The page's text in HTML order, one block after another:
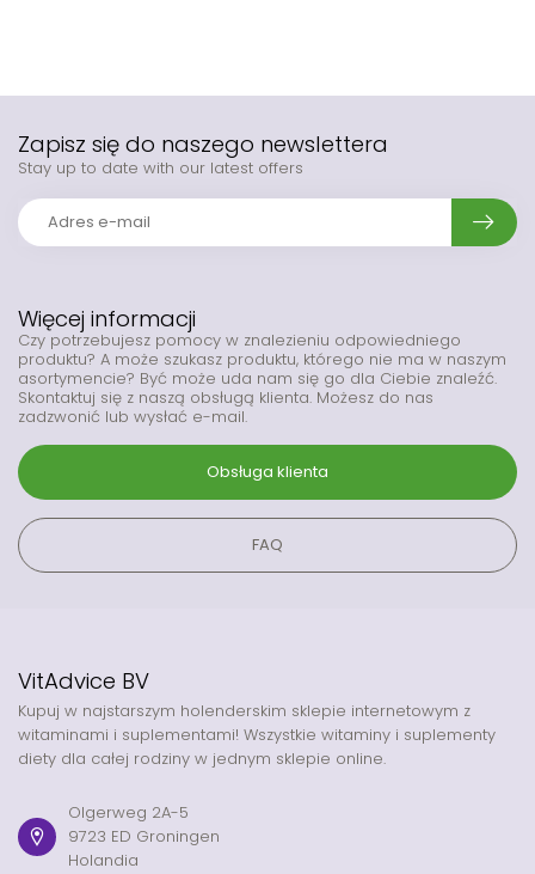
Więcej informacji
Czy potrzebujesz pomocy w znalezieniu odpowiedniego
produktu? A może szukasz produktu, którego nie ma w naszym
asortymencie? Być może uda nam się go dla Ciebie znaleźć.
Skontaktuj się z naszą obsługą klienta. Możesz do nas
zadzwonić lub wysłać e-mail.
Obsługa klienta
FAQ
Zapisz się do naszego newslettera
Stay up to date with our latest offers
VitAdvice BV
Kupuj w najstarszym holenderskim sklepie internetowym z
witaminami i suplementami! Wszystkie witaminy i suplementy
diety dla całej rodziny w jednym sklepie online.
Olgerweg 2A-5
9723 ED Groningen
Holandia